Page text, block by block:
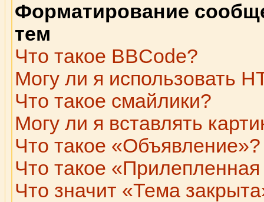
Форматирование
тем
Что такое BBCode?
Могу ли я использовать
Что такое смайлики?
Могу ли я вставлять
Что такое «Объявление»?
Что такое
Что значит «Тема